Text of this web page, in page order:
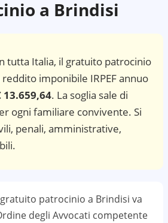
a Brindisi
tutta Italia, il gratuito patrocinio
imponibile IRPEF annuo
13.659,64. La soglia sale di
ogni familiare convivente. Si
penali, amministrative,
patrocinio a Brindisi va
degli Avvocati competente